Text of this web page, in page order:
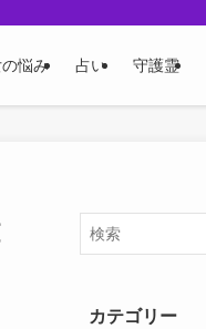
悩み 占い 守護霊
カテゴリー